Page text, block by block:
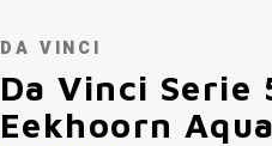
DA VINCI
Da Vinci Serie
Eekhoorn